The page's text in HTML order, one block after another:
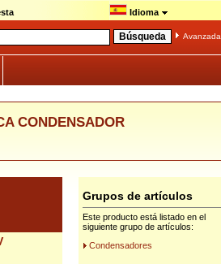
Idioma
Avanzada
CONDENSADOR
Grupos de artículos
Este producto está listado en el
siguiente grupo de artículos:
Condensadores